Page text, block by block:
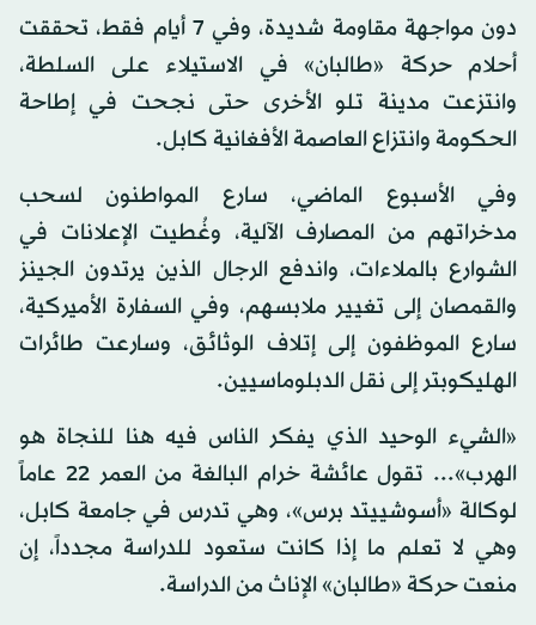
دون مواجهة مقاومة شديدة، وفي 7 أيام فقط، تحققت
أحلام حركة «طالبان» في الاستيلاء على السلطة،
وانتزعت مدينة تلو الأخرى حتى نجحت في إطاحة
الحكومة وانتزاع العاصمة الأفغانية كابل.
وفي الأسبوع الماضي، سارع المواطنون لسحب
مدخراتهم من المصارف الآلية، وغُطيت الإعلانات في
الشوارع بالملاءات، واندفع الرجال الذين يرتدون الجينز
والقمصان إلى تغيير ملابسهم، وفي السفارة الأميركية،
سارع الموظفون إلى إتلاف الوثائق، وسارعت طائرات
الهليكوبتر إلى نقل الدبلوماسيين.
«الشيء الوحيد الذي يفكر الناس فيه هنا للنجاة هو
الهرب»... تقول عائشة خرام البالغة من العمر 22 عاماً
لوكالة «أسوشييتد برس»، وهي تدرس في جامعة كابل،
وهي لا تعلم ما إذا كانت ستعود للدراسة مجدداً، إن
منعت حركة «طالبان» الإناث من الدراسة.